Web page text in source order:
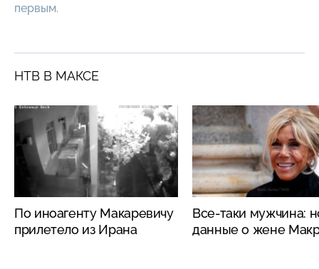
первым.
НТВ В МАКСЕ
По иноагенту Макаревичу
прилетело из Ирана
Все-таки мужчина:
данные о жене